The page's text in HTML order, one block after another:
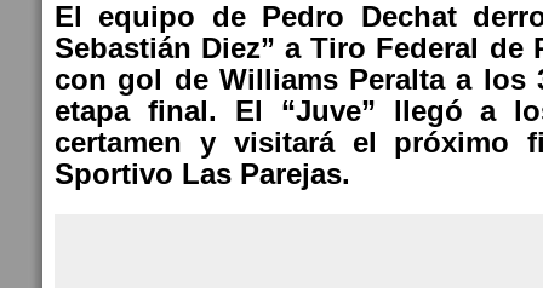
El equipo de Pedro Dechat
Sebastián Diez” a Tiro Federal de
con gol de Williams Peralta a los
etapa final. El “Juve” llegó a
certamen y visitará el próximo
Sportivo Las Parejas.